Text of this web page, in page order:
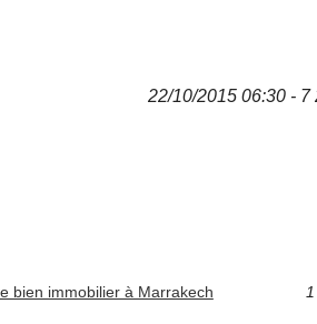
22/10/2015 06:30 - 7
bien immobilier à Marrakech